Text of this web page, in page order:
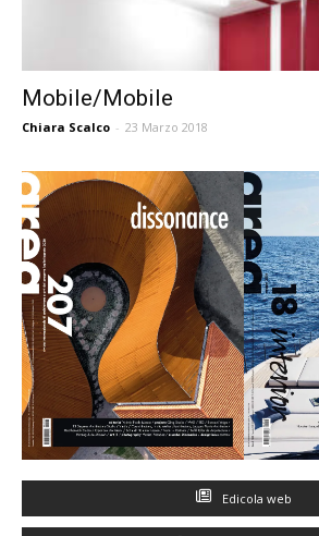
Mobile/Mobile
Chiara Scalco - 23 Marzo 2018
Edicola web